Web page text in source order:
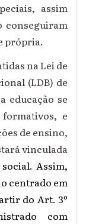
assim
conseguiram
própria.
na Lei de
(LDB) de
educação se
e
de ensino,
vinculada
Assim,
centrado em
do Art. 3º
com